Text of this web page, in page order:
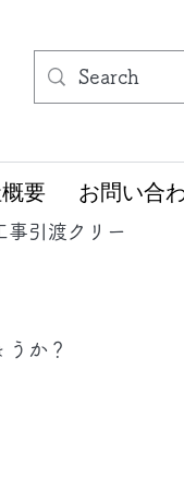
要 お問い合
事引渡クリー
か？